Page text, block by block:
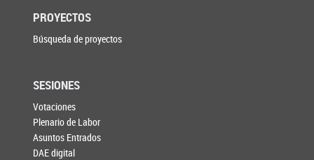
PROYECTOS
Búsqueda de proyectos
SESIONES
Votaciones
Plenario de Labor
Asuntos Entrados
DAE digital